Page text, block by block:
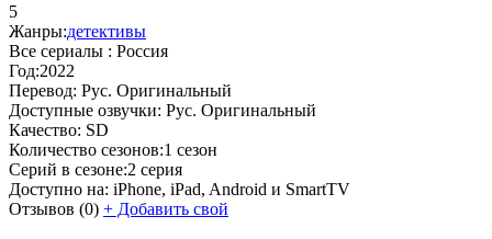
5
Жанры:детективы
Все сериалы : Россия
Год:2022
Перевод: Рус. Оригинальный
Доступные озвучки: Рус. Оригинальный
Качество: SD
Количество сезонов:1 сезон
Серий в сезоне:2 серия
Доступно на: iPhone, iPad, Android и SmartTV
Отзывов (0) + Добавить свой